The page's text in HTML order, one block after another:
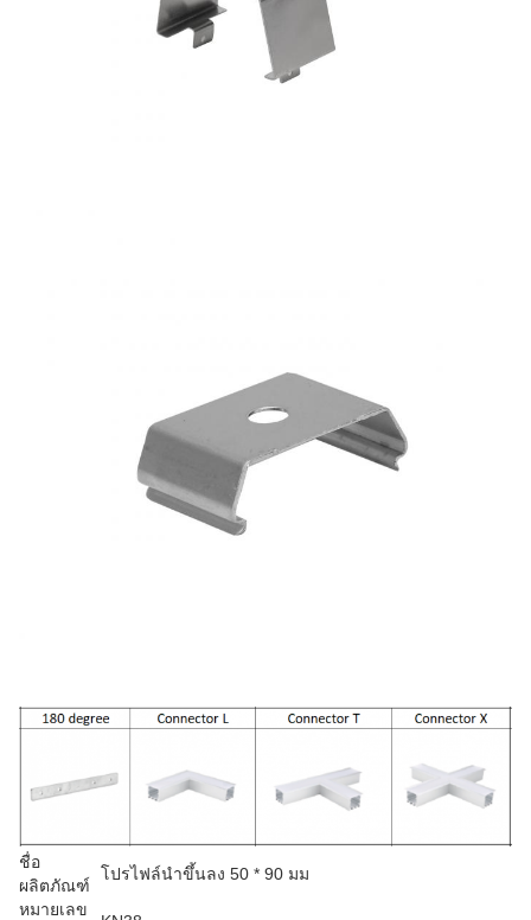
ชื่อ
ผลิตภัณฑ์
โปรไฟล์นำขึ้นลง 50 * 90 มม
หมายเลข